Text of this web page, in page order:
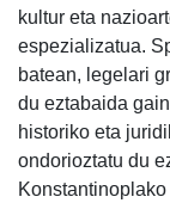
kultur eta
espezializatua.
batean, legelari
du eztabaida
historiko eta
ondorioztatu du